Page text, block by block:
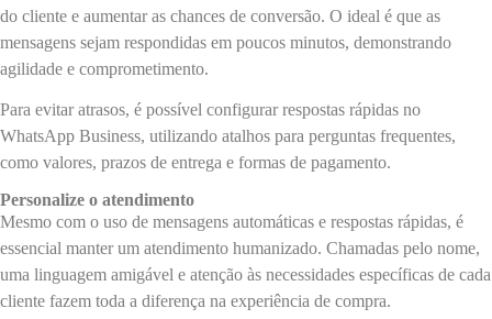
do cliente e aumentar as chances de conversão. O ideal é que as
mensagens sejam respondidas em poucos minutos, demonstrando
agilidade e comprometimento.
Para evitar atrasos, é possível configurar respostas rápidas no
WhatsApp Business, utilizando atalhos para perguntas frequentes,
como valores, prazos de entrega e formas de pagamento.
Personalize o atendimento
Mesmo com o uso de mensagens automáticas e respostas rápidas, é
essencial manter um atendimento humanizado. Chamadas pelo nome,
uma linguagem amigável e atenção às necessidades específicas de cada
cliente fazem toda a diferença na experiência de compra.